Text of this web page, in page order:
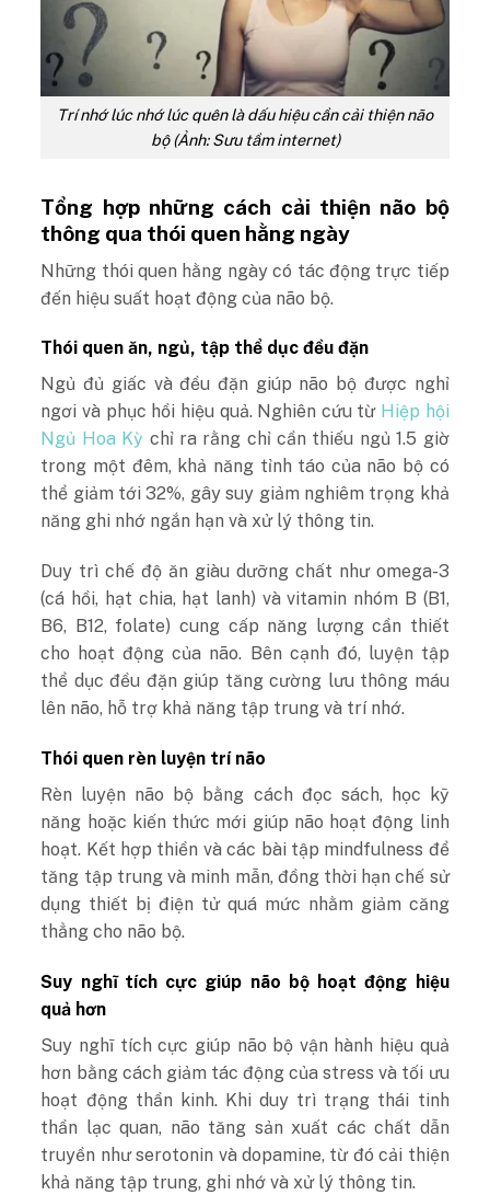
Trí nhớ lúc nhớ lúc quên là dấu hiệu cần cải thiện não
bộ (Ảnh: Sưu tầm internet)
Tổng hợp những cách cải thiện não bộ
thông qua thói quen hằng ngày
Những thói quen hằng ngày có tác động trực tiếp
đến hiệu suất hoạt động của não bộ.
Thói quen ăn, ngủ, tập thể dục đều đặn
Ngủ đủ giấc và đều đặn giúp não bộ được nghỉ
ngơi và phục hồi hiệu quả. Nghiên cứu từ Hiệp hội
Ngủ Hoa Kỳ chỉ ra rằng chỉ cần thiếu ngủ 1.5 giờ
trong một đêm, khả năng tỉnh táo của não bộ có
thể giảm tới 32%, gây suy giảm nghiêm trọng khả
năng ghi nhớ ngắn hạn và xử lý thông tin.
Duy trì chế độ ăn giàu dưỡng chất như omega-3
(cá hồi, hạt chia, hạt lanh) và vitamin nhóm B (B1,
B6, B12, folate) cung cấp năng lượng cần thiết
cho hoạt động của não. Bên cạnh đó, luyện tập
thể dục đều đặn giúp tăng cường lưu thông máu
lên não, hỗ trợ khả năng tập trung và trí nhớ.
Thói quen rèn luyện trí não
Rèn luyện não bộ bằng cách đọc sách, học kỹ
năng hoặc kiến thức mới giúp não hoạt động linh
hoạt. Kết hợp thiền và các bài tập mindfulness để
tăng tập trung và minh mẫn, đồng thời hạn chế sử
dụng thiết bị điện tử quá mức nhằm giảm căng
thẳng cho não bộ.
Suy nghĩ tích cực giúp não bộ hoạt động hiệu
quả hơn
Suy nghĩ tích cực giúp não bộ vận hành hiệu quả
hơn bằng cách giảm tác động của stress và tối ưu
hoạt động thần kinh. Khi duy trì trạng thái tinh
thần lạc quan, não tăng sản xuất các chất dẫn
truyền như serotonin và dopamine, từ đó cải thiện
khả năng tập trung, ghi nhớ và xử lý thông tin.